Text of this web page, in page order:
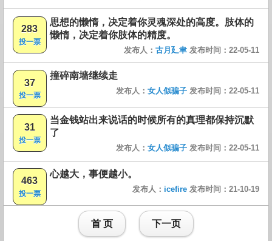
283
投一票
思想的懒惰，决定着你灵魂深处的高度。肢体的
懒惰，决定着你肢体的精度。
发布人： 古月廴聿 发布时间：22-05-11
37
投一票
撞碎南墙继续走
发布人： 女人似骗子 发布时间：22-05-11
31
投一票
当金钱站出来说话的时候所有的真理都保持沉默
了
发布人： 女人似骗子 发布时间：22-05-11
463
投一票
心越大，事便越小。
发布人： icefire 发布时间：21-10-19
首 页 下一页